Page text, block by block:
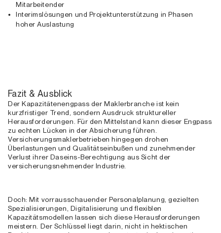
Mitarbeitender
Interimslösungen und Projektunterstützung in Phasen
hoher Auslastung
Fazit & Ausblick
Der Kapazitätenengpass der Maklerbranche ist kein
kurzfristiger Trend, sondern Ausdruck struktureller
Herausforderungen. Für den Mittelstand kann dieser Engpass
zu echten Lücken in der Absicherung führen.
Versicherungsmaklerbetrieben hingegen drohen
Überlastungen und Qualitätseinbußen und zunehmender
Verlust ihrer Daseins-Berechtigung aus Sicht der
versicherungsnehmender Industrie.
Doch: Mit vorrausschauender Personalplanung, gezielten
Spezialisierungen, Digitalisierung und flexiblen
Kapazitätsmodellen lassen sich diese Herausforderungen
meistern. Der Schlüssel liegt darin, nicht in hektischen